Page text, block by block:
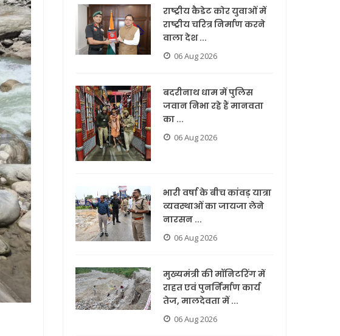
राष्ट्रीय कैडेट कोर युवाओं में
राष्ट्रीय चरित्र निर्माण करने
वाला देश ...
06 Aug 2026
बदरीनाथ धाम में पुलिस
जवान निभा रहे हैं मानवता
का ...
06 Aug 2026
भारी वर्षा के बीच कांवड़ यात्रा
व्यवस्थाओं का जायजा लेने
नारसन ...
06 Aug 2026
मुख्यमंत्री की मॉनिटरिंग में
राहत एवं पुनर्निर्माण कार्य
तेज, मालदेवता में ...
06 Aug 2026